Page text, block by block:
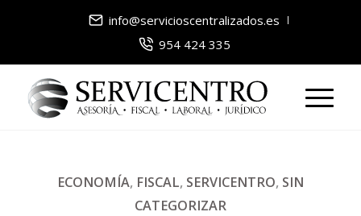
info@servicioscentralizados.es
954 424 335
ECONOMÍA, FISCAL, SERVICENTRO, SIN
CATEGORIZAR